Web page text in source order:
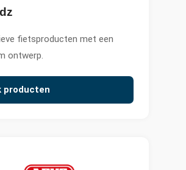
fietsproducten met een
ontwerp.
producten